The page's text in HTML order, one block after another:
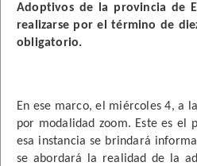
Adoptivos de la provincia de
realizarse por el término de
obligatorio.
En ese marco, el miércoles 4, a
por modalidad zoom. Este es el
esa instancia se brindará
se abordará la realidad de la